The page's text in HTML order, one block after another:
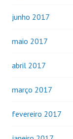
junho 2017
maio 2017
abril 2017
março 2017
fevereiro 2017